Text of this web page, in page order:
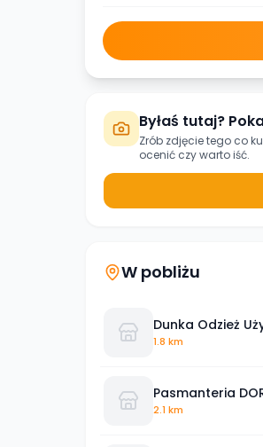
Byłaś tutaj?
Zrób zdjęcie tego co
ocenić czy warto iść.
W pobliżu
Dunka Odzież
1.8 km
Pasmanteria
2.1 km